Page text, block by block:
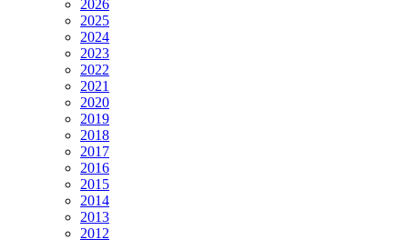
2026
2025
2024
2023
2022
2021
2020
2019
2018
2017
2016
2015
2014
2013
2012